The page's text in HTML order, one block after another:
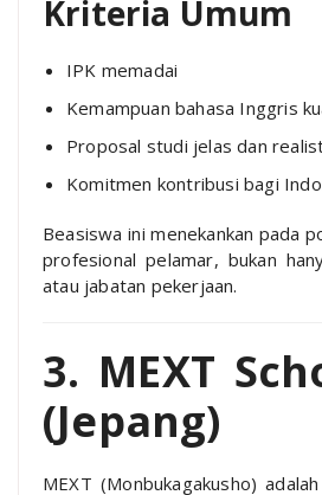
Kriteria Umum
IPK memadai
Kemampuan bahasa Inggris
Proposal studi jelas dan
Komitmen kontribusi bagi
Beasiswa ini menekankan pada
profesional pelamar, bukan
atau jabatan pekerjaan.
3. MEXT
(Jepang)
MEXT (Monbukagakusho)